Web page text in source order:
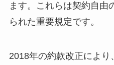
ます。これらは契約自由
られた重要規定です。
2018年の約款改正によ